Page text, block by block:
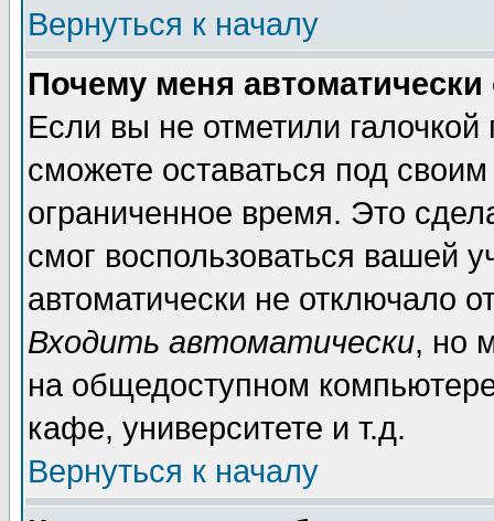
Вернуться к началу
Почему меня автоматически
Если вы не отметили галочкой
сможете оставаться под
ограниченное время. Это
смог воспользоваться вашей
автоматически не отключало
Входить автоматически, но
на общедоступном
кафе, университете и т.д.
Вернуться к началу